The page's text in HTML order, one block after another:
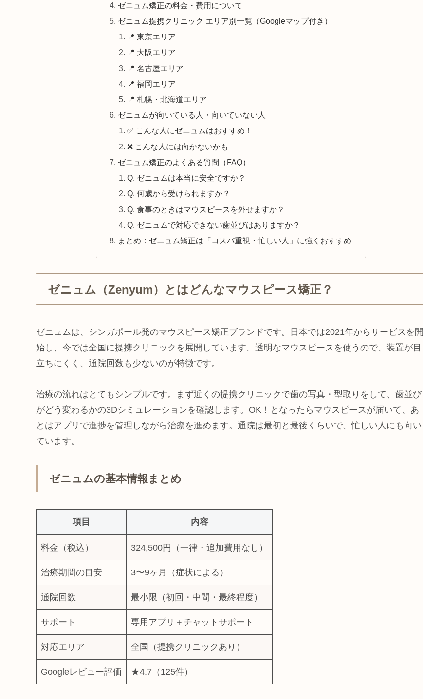
ゼニュム矯正の料金・費用について
ゼニュム提携クリニック エリア別一覧（Googleマップ付き）
📍 東京エリア
📍 大阪エリア
📍 名古屋エリア
📍 福岡エリア
📍 札幌・北海道エリア
ゼニュムが向いている人・向いていない人
✅ こんな人にゼニュムはおすすめ！
❌ こんな人には向かないかも
ゼニュム矯正のよくある質問（FAQ）
Q. ゼニュムは本当に安全ですか？
Q. 何歳から受けられますか？
Q. 食事のときはマウスピースを外せますか？
Q. ゼニュムで対応できない歯並びはありますか？
まとめ：ゼニュム矯正は「コスパ重視・忙しい人」に強くおすすめ
ゼニュム（Zenyum）とはどんなマウスピース矯正？
ゼニュムは、シンガポール発のマウスピース矯正ブランドです。日本では2021年からサービスを開
始し、今では全国に提携クリニックを展開しています。透明なマウスピースを使うので、装置が目
立ちにくく、通院回数も少ないのが特徴です。
治療の流れはとてもシンプルです。まず近くの提携クリニックで歯の写真・型取りをして、歯並び
がどう変わるかの3Dシミュレーションを確認します。OK！となったらマウスピースが届いて、あ
とはアプリで進捗を管理しながら治療を進めます。通院は最初と最後くらいで、忙しい人にも向い
ています。
ゼニュムの基本情報まとめ
項目 内容
料金（税込） 324,500円（一律・追加費用なし）
治療期間の目安 3〜9ヶ月（症状による）
通院回数 最小限（初回・中間・最終程度）
サポート 専用アプリ＋チャットサポート
対応エリア 全国（提携クリニックあり）
Googleレビュー評価 ★4.7（125件）